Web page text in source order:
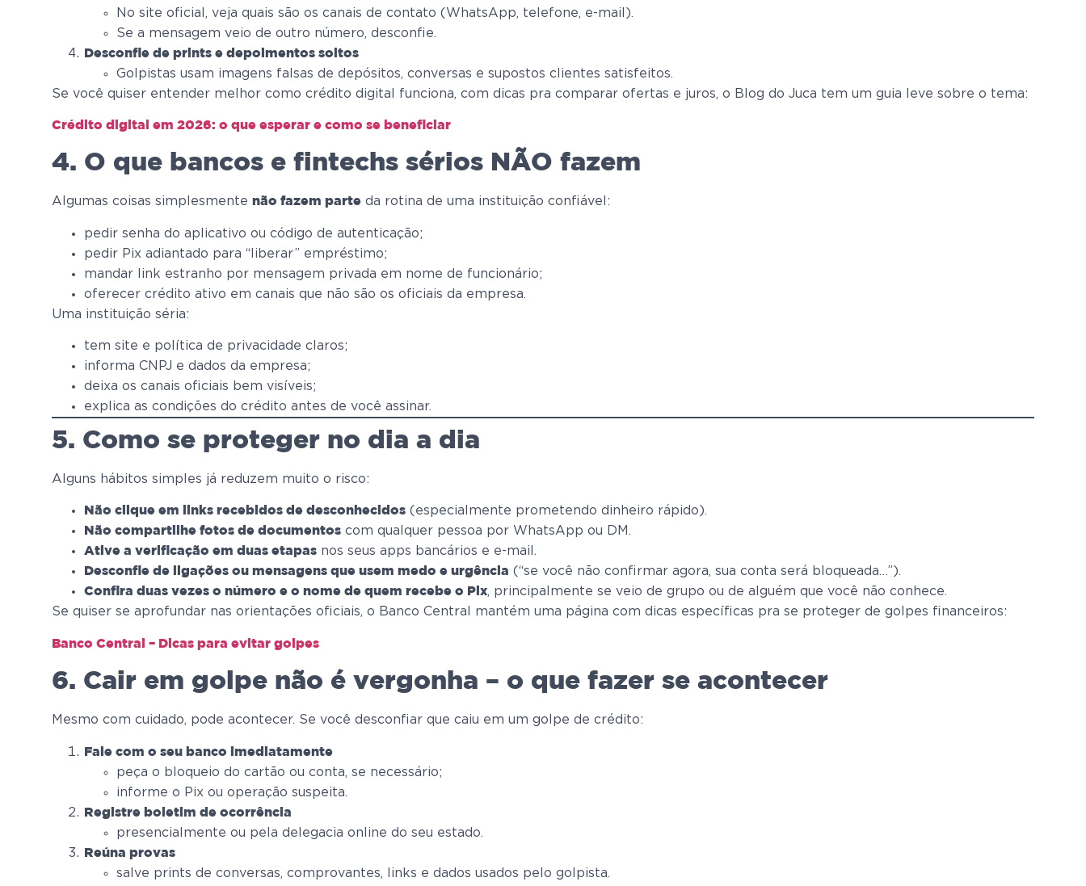
No site oficial, veja quais são os canais de contato (WhatsApp, telefone, e-mail).
Se a mensagem veio de outro número, desconfie.
Desconfie de prints e depoimentos soltos
Golpistas usam imagens falsas de depósitos, conversas e supostos clientes satisfeitos.
Se você quiser entender melhor como crédito digital funciona, com dicas pra comparar ofertas e juros, o Blog do Juca tem um guia leve sobre o tema:
Crédito digital em 2026: o que esperar e como se beneficiar
4. O que bancos e fintechs sérios NÃO fazem
Algumas coisas simplesmente não fazem parte da rotina de uma instituição confiável:
pedir senha do aplicativo ou código de autenticação;
pedir Pix adiantado para “liberar” empréstimo;
mandar link estranho por mensagem privada em nome de funcionário;
oferecer crédito ativo em canais que não são os oficiais da empresa.
Uma instituição séria:
tem site e política de privacidade claros;
informa CNPJ e dados da empresa;
deixa os canais oficiais bem visíveis;
explica as condições do crédito antes de você assinar.
5. Como se proteger no dia a dia
Alguns hábitos simples já reduzem muito o risco:
Não clique em links recebidos de desconhecidos (especialmente prometendo dinheiro rápido).
Não compartilhe fotos de documentos com qualquer pessoa por WhatsApp ou DM.
Ative a verificação em duas etapas nos seus apps bancários e e-mail.
Desconfie de ligações ou mensagens que usem medo e urgência (“se você não confirmar agora, sua conta será bloqueada…”).
Confira duas vezes o número e o nome de quem recebe o Pix, principalmente se veio de grupo ou de alguém que você não conhece.
Se quiser se aprofundar nas orientações oficiais, o Banco Central mantém uma página com dicas específicas pra se proteger de golpes financeiros:
Banco Central – Dicas para evitar golpes
6. Cair em golpe não é vergonha – o que fazer se acontecer
Mesmo com cuidado, pode acontecer. Se você desconfiar que caiu em um golpe de crédito:
Fale com o seu banco imediatamente
peça o bloqueio do cartão ou conta, se necessário;
informe o Pix ou operação suspeita.
Registre boletim de ocorrência
presencialmente ou pela delegacia online do seu estado.
Reúna provas
salve prints de conversas, comprovantes, links e dados usados pelo golpista.